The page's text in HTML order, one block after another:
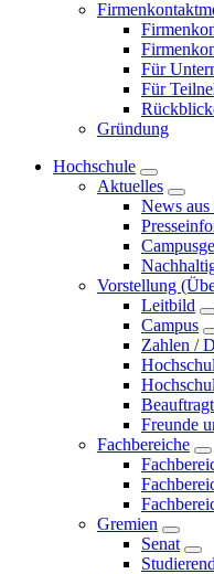
Für
Für
Gründung
Hochschule
Aktuelles
News aus
Vorstellung
Leitbild
Campus
Zahlen /
Freunde
Fachbereiche
Gremien
Senat